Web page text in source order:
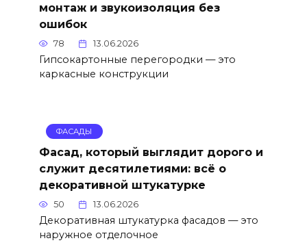
монтаж и звукоизоляция без
ошибок
78 13.06.2026
Гипсокартонные перегородки — это
каркасные конструкции
ФАСАДЫ
Фасад, который выглядит дорого и
служит десятилетиями: всё о
декоративной штукатурке
50 13.06.2026
Декоративная штукатурка фасадов — это
наружное отделочное